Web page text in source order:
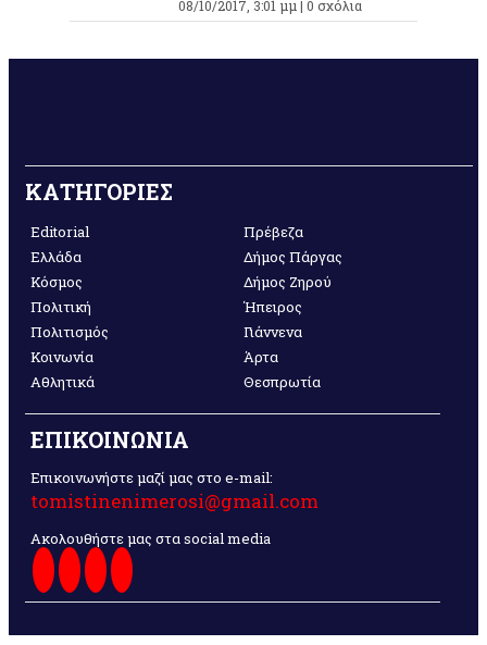
08/10/2017, 3:01 μμ | 0 σχόλια
ΚΑΤΗΓΟΡΙΕΣ
Editorial
Ελλάδα
Κόσμος
Πολιτική
Πολιτισμός
Κοινωνία
Αθλητικά
Πρέβεζα
Δήμος Πάργας
Δήμος Ζηρού
Ήπειρος
Γιάννενα
Άρτα
Θεσπρωτία
ΕΠΙΚΟΙΝΩΝΙΑ
Επικοινωνήστε μαζί μας στο e-mail:
tomistinenimerosi@gmail.com
Ακολουθήστε μας στα social media